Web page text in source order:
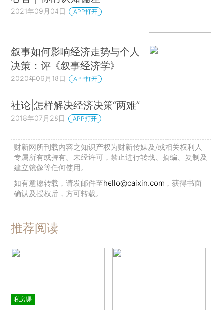
论是在学术上还是在我们的国家话语中，公共政策
当的推理。其次，尽管专家和政客经常使用历史论
据证明自己的观点，但他们的论证往往肤浅而且有
选择性。 ）然而，对历史的研究受到无数知识陷阱
的侵害，不少陷阱已经在文献中得到过分析；包括
受惑于肤浅的类比，假设过去是未来的序幕，假设
现在更加重要。（*2.参见Ernest R.May and Richard
E.Neustadt，Thinking in Time：The Uses of History
for Decision Makers（New York：Free Press，
1986）；Margaret Macmillan，Dangerous Games：
The Usesand Abuses of History（Toronto：Viking
Kahneman，“Judgment under Uncertainty：Heuristics
and Biases.”Science 185 （4157）（1974），1124-
Decisions of 1965 （Princeton，NJ：Princeton
University Press，1992）；Fredrik Logevall and
2021年09月04日 APP打开
叙事如何影响经济走势与个人
决策：评《叙事经济学》
2020年06月18日 APP打开
社论|怎样解决经济决策“两难”
2018年07月28日 APP打开
财新网所刊载内容之知识产权为财新传媒及/或相关权利人
专属所有或持有。未经许可，禁止进行转载、摘编、复制及
建立镜像等任何使用。
如有意愿转载，请发邮件至hello@caixin.com ，获得书面
确认及授权后，方可转载。
推荐阅读
私房课